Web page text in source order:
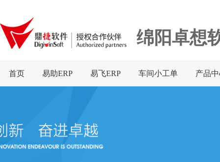
绵阳卓想
首页 易助ERP 易飞ERP 车间小工单 产品